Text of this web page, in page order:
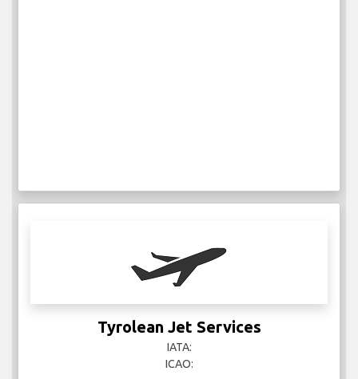
Tyrolean Jet Services
IATA:
ICAO: